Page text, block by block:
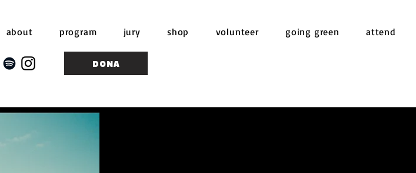
about program jury shop volunteer going green attend
DONA